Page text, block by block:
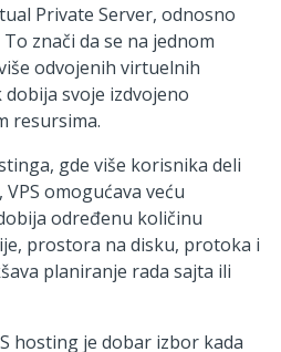
Private Server, odnosno
znači da se na jednom
odvojenih virtuelnih
svoje izdvojeno
resursima.
gde više korisnika deli
omogućava veću
određenu količinu
prostora na disku, protoka i
planiranje rada sajta ili
hosting je dobar izbor kada